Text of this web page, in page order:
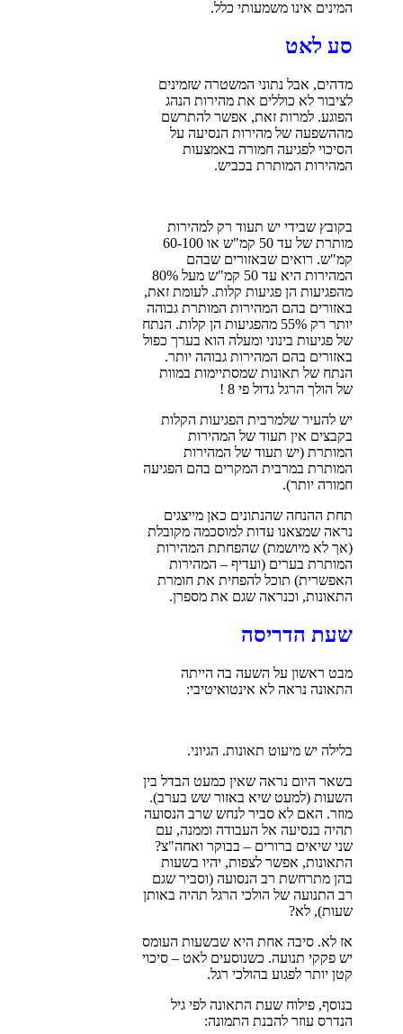
המינים אינו משמעותי כלל.
סע לאט
מדהים, אבל נתוני המשטרה שזמינים
לציבור לא כוללים את מהירות הנהג
הפוגע. למרות זאת, אפשר להתרשם
מההשפעה של מהירות הנסיעה על
הסיכוי לפגיעה חמורה באמצעות
המהירות המותרת בכביש.
בקובץ שבידי יש תעוד רק למהירות
מותרת של עד 50 קמ"ש או 60-100
קמ"ש. רואים שבאזורים שבהם
המהירות היא עד 50 קמ"ש מעל 80%
מהפגיעות הן פגיעות קלות. לעומת זאת,
באזורים בהם המהירות המותרת גבוהה
יותר רק 55% מהפגיעות הן קלות. הנתח
של פגיעות בינוני ומעלה הוא בערך כפול
באזורים בהם המהירות גבוהה יותר.
הנתח של תאונות שמסתיימות במוות
של הולך הרגל גדול פי 8 !
יש להעיר שלמרבית הפגיעות הקלות
בקבצים אין תעוד של המהירות
המותרת (יש תעוד של המהירות
המותרת במרבית המקרים בהם הפגיעה
חמורה יותר).
תחת ההנחה שהנתונים כאן מייצגים
נראה שמצאנו עדות למוסכמה מקובלת
(אך לא מיושמת) שהפחתת המהירות
המותרת בערים (ועדיף – המהירות
האפשרית) תוכל להפחית את חומרת
התאונות, וכנראה שגם את מספרן.
שעת הדריסה
מבט ראשון על השעה בה הייתה
התאונה נראה לא אינטואיטיבי:
בלילה יש מיעוט תאונות. הגיוני.
בשאר היום נראה שאין כמעט הבדל בין
השעות (למעט שיא באזור שש בערב).
מוזר. האם לא סביר לנחש שרב הנסועה
תהיה בנסיעה אל העבודה וממנה, עם
שני שיאים ברורים – בבוקר ואחה"צ?
התאונות, אפשר לצפות, יהיו בשעות
בהן מתרחשת רב הנסועה (וסביר שגם
רב התנועה של הולכי הרגל תהיה באותן
שעות), לא?
אז לא. סיבה אחת היא שבשעות העומס
יש פקקי תנועה. כשנוסעים לאט – סיכוי
קטן יותר לפגוע בהולכי רגל.
בנוסף, פילוח שעת התאונה לפי גיל
הנדרס עוזר להבנת התמונה: